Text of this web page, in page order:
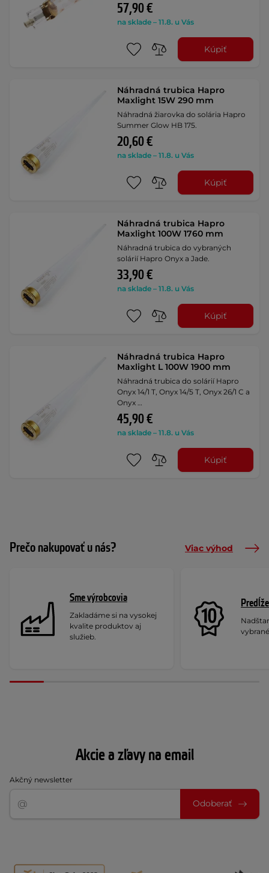
57,90 €
na sklade – 11.8. u Vás
Kúpiť
Náhradná trubica Hapro
Maxlight 15W 290 mm
Náhradná žiarovka do solária Hapro
Summer Glow HB 175.
20,60 €
na sklade – 11.8. u Vás
Kúpiť
Náhradná trubica Hapro
Maxlight 100W 1760 mm
Náhradná trubica do vybraných
solárií Hapro Onyx a Jade.
33,90 €
na sklade – 11.8. u Vás
Kúpiť
Náhradná trubica Hapro
Maxlight L 100W 1900 mm
Náhradná trubica do solárií Hapro
Onyx 14/1 T, Onyx 14/5 T, Onyx 26/1 C a
Onyx …
45,90 €
na sklade – 11.8. u Vás
Kúpiť
Prečo nakupovať u nás? Viac výhod
Sme výrobcovia
Zakladáme si na vysokej
kvalite produktov aj
služieb.
Akcie a zľavy na email
Akčný newsletter
Odoberať